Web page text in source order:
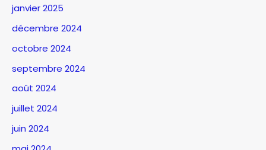
janvier 2025
décembre 2024
octobre 2024
septembre 2024
août 2024
juillet 2024
juin 2024